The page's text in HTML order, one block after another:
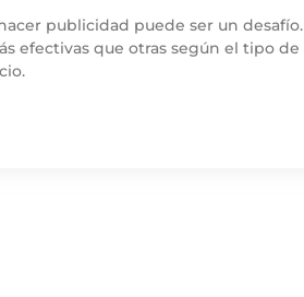
publicidad puede ser un desafío.
efectivas que otras según el tipo de